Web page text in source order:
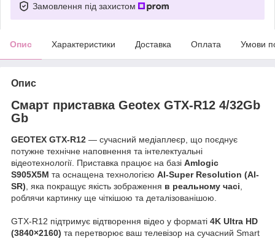
Замовлення під захистом
Опис Характеристики Доставка Оплата Умови
Опис
Смарт приставка Geotex GTX-R12 4/32Gb
Gb
GEOTEX GTX-R12 — сучасний медіаплеєр, що поєднує
потужне технічне наповнення та інтелектуальні
відеотехнології. Приставка працює на базі Amlogic
S905X5M та оснащена технологією AI-Super Resolution (AI-
SR), яка покращує якість зображення в реальному часі,
роблячи картинку ще чіткішою та деталізованішою.
GTX-R12 підтримує відтворення відео у форматі 4K Ultra HD
(3840×2160) та перетворює ваш телевізор на сучасний Smart